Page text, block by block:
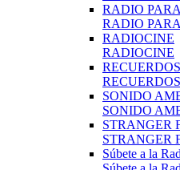
RADIO
RADIO
RADIOCINE
RADIOCINE
SONIDO
SONIDO
STRANGER
STRANGER
Súbete a la